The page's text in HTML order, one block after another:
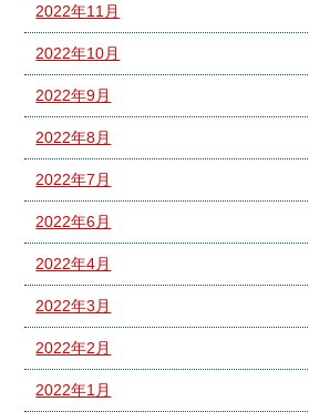
2022年11月
2022年10月
2022年9月
2022年8月
2022年7月
2022年6月
2022年4月
2022年3月
2022年2月
2022年1月